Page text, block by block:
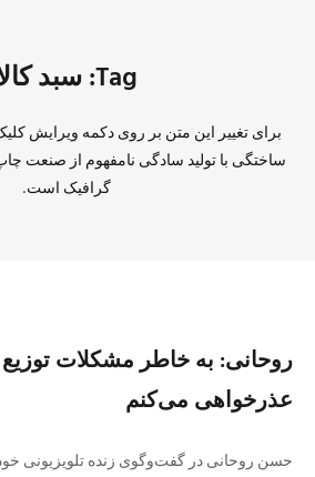
Tag: سبد کالا
برای تغییر این متن بر روی دکمه ویرایش
ساختگی با تولید سادگی نامفهوم از صنعت
گرافیک است.
روحانی: به خاطر مشکلات توزیع
عذرخواهی می‌کنم
حسن روحانی در گفت‌و‌گوی زنده تلویزیونی